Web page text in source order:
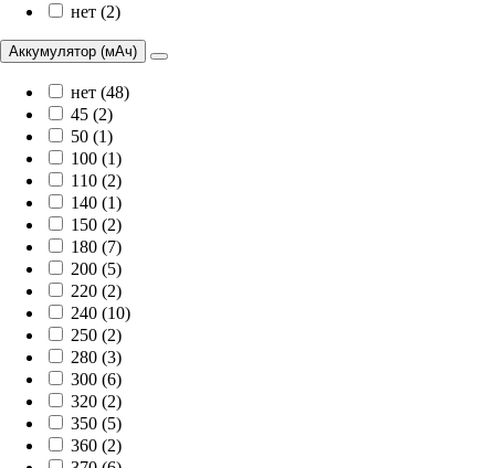
нет (2)
Аккумулятор (мАч)
нет (48)
45 (2)
50 (1)
100 (1)
110 (2)
140 (1)
150 (2)
180 (7)
200 (5)
220 (2)
240 (10)
250 (2)
280 (3)
300 (6)
320 (2)
350 (5)
360 (2)